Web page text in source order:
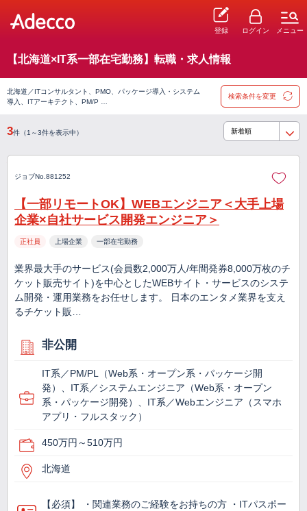
登録 ログイン メニュー
【北海道×IT系一部在宅勤務】転職・求人情報
北海道／ITコンサルタント、PMO、パッケージ導入・システム
導入、ITアーキテクト、PM/P …
検索条件を変更
3件（1～3件を表示中）
ジョブNo.881252
【一部リモートOK】WEBエンジニア＜大手上場
企業×自社サービス開発エンジニア＞
正社員 上場企業 一部在宅勤務
業界最大手のサービス(会員数2,000万人/年間発券8,000万枚のチ
ケット販売サイト)を中心としたWEBサイト・サービスのシステ
ム開発・運用業務をお任せします。 日本のエンタメ業界を支え
るチケット販…
非公開
IT系／PM/PL（Web系・オープン系・パッケージ開
発）、IT系／システムエンジニア（Web系・オープン
系・パッケージ開発）、IT系／Webエンジニア（スマホ
アプリ・フルスタック）
450万円～510万円
北海道
【必須】 ・関連業務のご経験をお持ちの方 ・ITパスポー